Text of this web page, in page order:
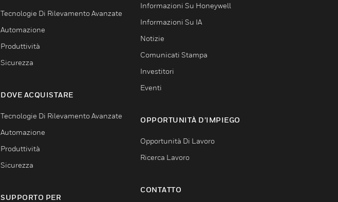
Tecnologie Di Rilevamento Avanzate
Automazione
Produttività
Sicurezza
DOVE ACQUISTARE
Tecnologie Di Rilevamento Avanzate
Automazione
Produttività
Sicurezza
SUPPORTO PER
Informazioni Su Honeywell
Informazioni Su IA
Notizie
Comunicati Stampa
Investitori
Eventi
OPPORTUNITÀ D’IMPIEGO
Opportunità Di Lavoro
Ricerca Lavoro
CONTATTO